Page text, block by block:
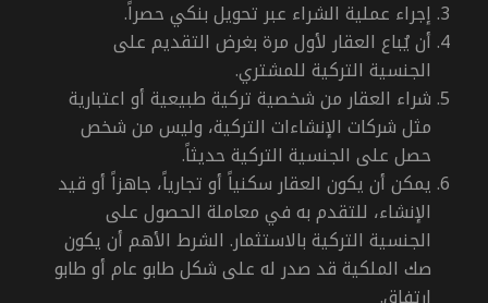
إجراء عملية الشراء عبر تحويل بنكي حصراً.
أن يُباع العقار لأول مرةبغرض التقديم على
الجنسية التركية للمشتري.
شراء العقار من شخصية تركية طبيعية أو اعتبارية
مثل شركات الإنشاءات التركية، وليس من شخص
حصل على الجنسية التركية حديثاً.
يمكن أن يكون العقار سكنياً أو تجارياً، جاهزاً أو قيد
الإنشاء، للتقدم به في معاملة الحصول على
الجنسية التركية بالاستثمار. الشرط الأهم أن يكون
صك الملكية قد صدر له على شكل طابو عام أو طابو